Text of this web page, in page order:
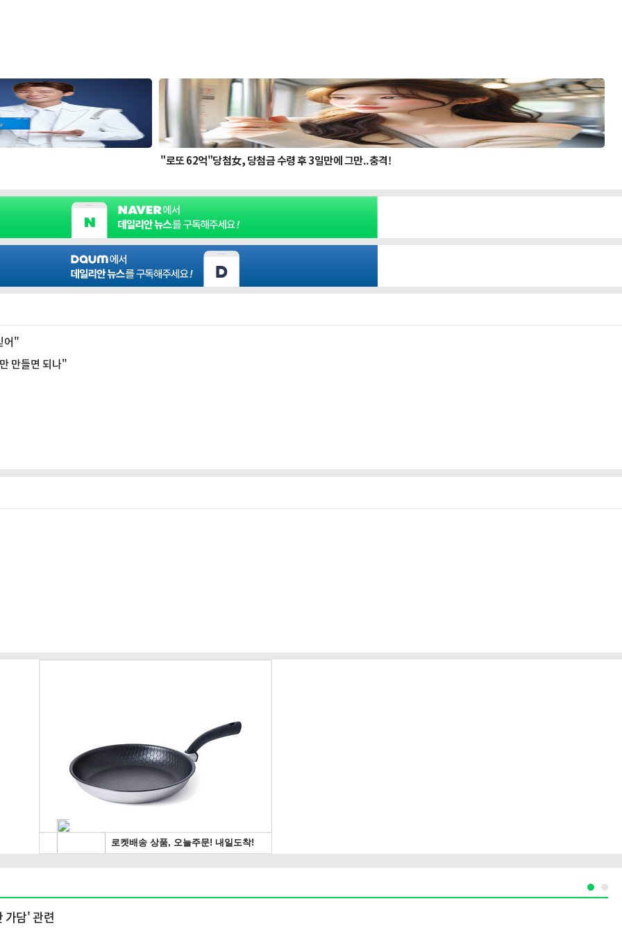
어"
만들면 되나"
가담' 관련